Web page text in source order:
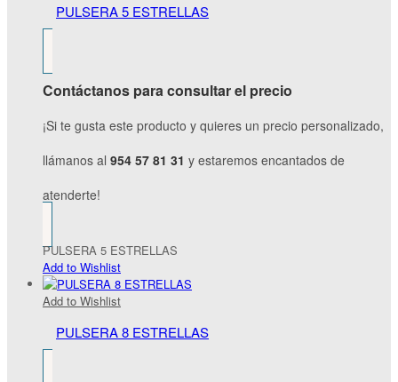
PULSERA 5 ESTRELLAS
Contáctanos para consultar el precio
¡Si te gusta este producto y quieres un precio personalizado,
llámanos al 954 57 81 31 y estaremos encantados de
atenderte!
PULSERA 5 ESTRELLAS
Add to Wishlist
Add to Wishlist
PULSERA 8 ESTRELLAS